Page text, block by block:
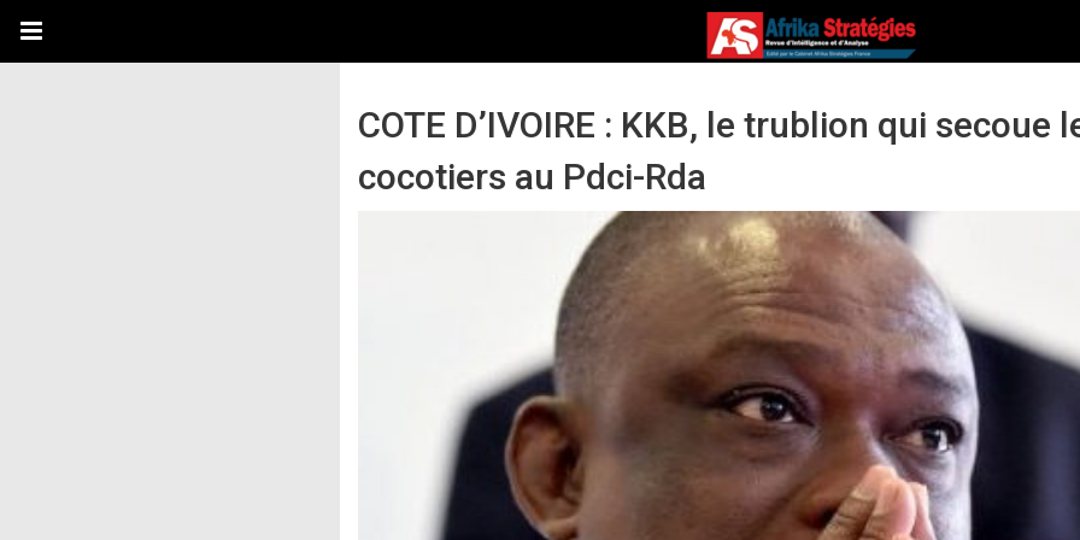
COTE D’IVOIRE : KKB, le trublion qui secoue
cocotiers au Pdci-Rda